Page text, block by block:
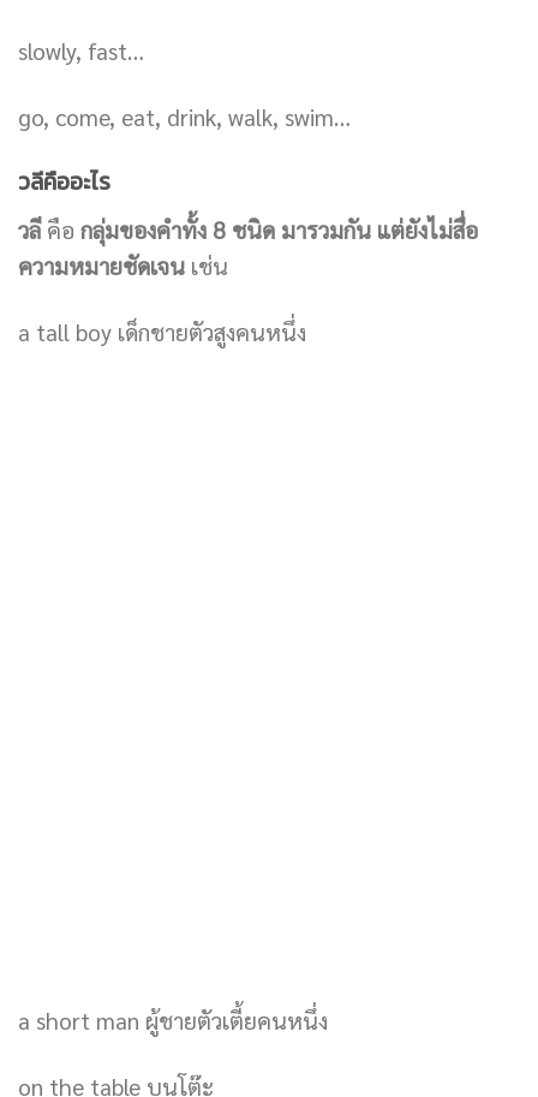
slowly, fast…
go, come, eat, drink, walk, swim…
วลีคืออะไร
วลีคือ กลุ่มของคำทั้ง 8 ชนิด มารวมกัน แต่ยังไม่สื่อ
ความหมายชัดเจน เช่น
a tall boy เด็กชายตัวสูงคนหนึ่ง
a short man ผู้ชายตัวเตี้ยคนหนึ่ง
on the table บนโต๊ะ